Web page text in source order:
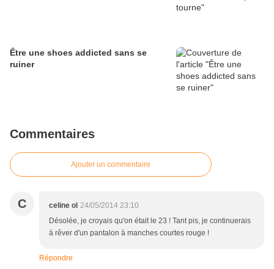
Être une shoes addicted sans se
ruiner
Commentaires
Ajouter un commentaire
C celine ol 24/05/2014 23:10
Désolée, je croyais qu'on était le 23 ! Tant pis, je continuerais
à rêver d'un pantalon à manches courtes rouge !
Répondre